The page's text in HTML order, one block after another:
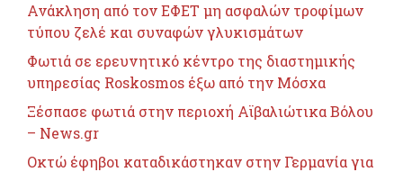
Ανάκληση από τον ΕΦΕΤ μη ασφαλών τροφίμων
τύπου ζελέ και συναφών γλυκισμάτων
Φωτιά σε ερευνητικό κέντρο της διαστημικής
υπηρεσίας Roskosmos έξω από την Μόσχα
Ξέσπασε φωτιά στην περιοχή Αϊβαλιώτικα Βόλου
– News.gr
Οκτώ έφηβοι καταδικάστηκαν στην Γερμανία για